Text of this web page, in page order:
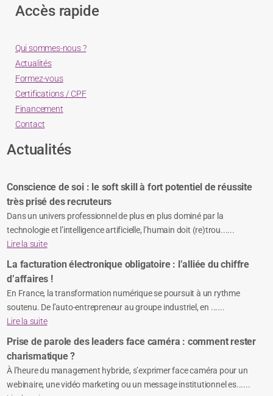
Audavia est un organisme de formation à taille humaine spécialisé
Que ce soit de l’analyse de vos besoins à la réalisation d’actions de
formation personnalisées, ou bien encore de la recherche de
financement à la gestion administrative, nos équipes sauront vous
accompagner tout au long de chaque étape
Accès rapide
Qui sommes-nous ?
Formez-vous
Certifications / CPF
Financement
Contact
Actualités
Conscience de soi : le soft skill à fort potentiel de réussite
très prisé des recruteurs
Dans un univers professionnel de plus en plus dominé par la
technologie et l’intelligence artificielle, l’humain doit (re)trou......
Lire la suite
La facturation électronique obligatoire : l’alliée du chiffre
d’affaires !